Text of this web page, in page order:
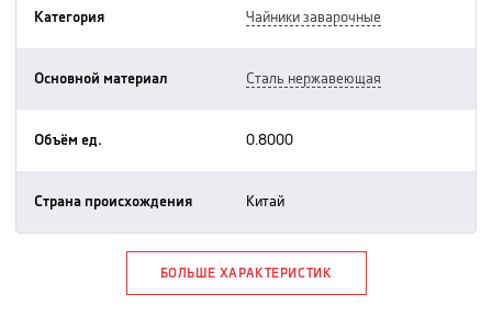
Категория чайники заварочные
Основной материал сталь нержавеющая
Объём ед. 0.8000
Страна происхождения китай
БОЛЬШЕ ХАРАКТЕРИСТИК